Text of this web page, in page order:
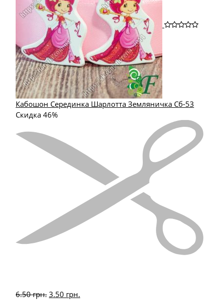
Кабошон Серединка Шарлотта Земляничка Сб-53
Скидка 46%
6.50грн. 3.50 грн.